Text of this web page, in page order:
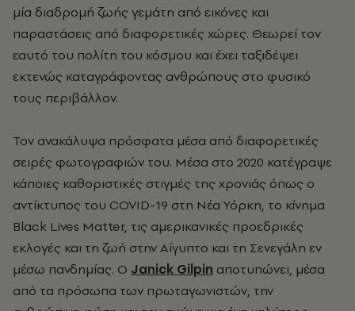
μία διαδρομή ζωής γεμάτη από εικόνες και
παραστάσεις από διαφορετικές χώρες. Θεωρεί τον
εαυτό του πολίτη του κόσμου και έχει ταξιδέψει
εκτενώς καταγράφοντας ανθρώπους στο φυσικό
τους περιβάλλον.
Τον ανακάλυψα πρόσφατα μέσα από διαφορετικές
σειρές φωτογραφιών του. Μέσα στο 2020 κατέγραψε
κάποιες καθοριστικές στιγμές της χρονιάς όπως ο
αντίκτυπος του COVID-19 στη Νέα Υόρκη, το κίνημα
Black Lives Matter, τις αμερικανικές προεδρικές
εκλογές και τη ζωή στην Αίγυπτο και τη Σενεγάλη εν
μέσω πανδημίας. Ο Janick Gilpin αποτυπώνει, μέσα
από τα πρόσωπα των πρωταγωνιστών, την